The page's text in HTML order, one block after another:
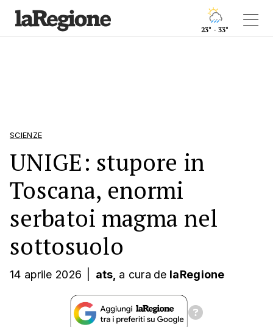
23° - 33°
SCIENZE
UNIGE: stupore in
Toscana, enormi
serbatoi magma nel
sottosuolo
14 aprile 2026 ats, a cura de laRegione